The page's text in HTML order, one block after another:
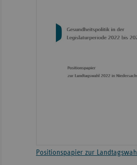
Positionspapier zur Landtagswahl